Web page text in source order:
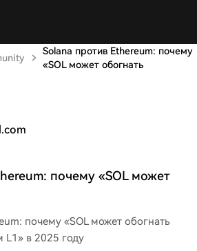
Solana против Ethereum: почему
«SOL может обогнать
почему «SOL может
почему «SOL может обогнать
L1» в 2025 году